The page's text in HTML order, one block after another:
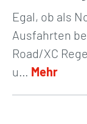
Egal, ob als
Ausfahrten
Road/XC
u… Mehr